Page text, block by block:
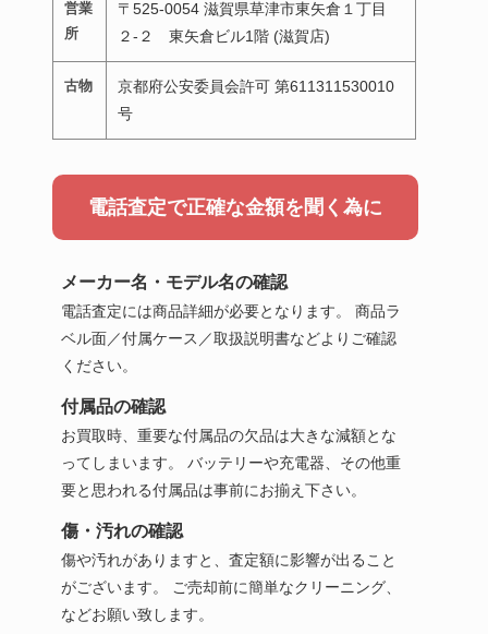
営業
所
〒525-0054 滋賀県草津市東矢倉１丁目
２-２ 東矢倉ビル1階 (滋賀店)
古物
京都府公安委員会許可 第611311530010
号
電話査定で正確な金額を聞く為に
メーカー名・モデル名の確認
電話査定には商品詳細が必要となります。 商品ラ
ベル面／付属ケース／取扱説明書などよりご確認
ください。
付属品の確認
お買取時、重要な付属品の欠品は大きな減額とな
ってしまいます。 バッテリーや充電器、その他重
要と思われる付属品は事前にお揃え下さい。
傷・汚れの確認
傷や汚れがありますと、査定額に影響が出ること
がございます。 ご売却前に簡単なクリーニング、
などお願い致します。